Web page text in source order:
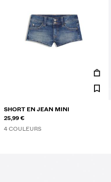
SHORT EN JEAN MINI
25,99 €
4 COULEURS